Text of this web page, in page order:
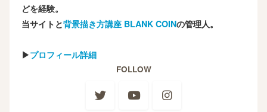
どを経験。
当サイトと背景描き方講座 BLANK COINの管理人。
▶プロフィール詳細
FOLLOW